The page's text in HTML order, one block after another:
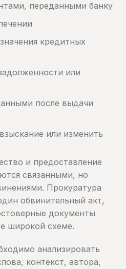
переданными банку
кредитных
или
после выдачи
или изменить
и предоставление
связанными, но
Прокуратура
обвинительный акт,
документы
широкой схеме.
анализировать
контекст, автора,